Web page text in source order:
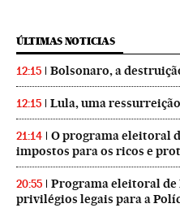
ÚLTIMAS NOTICIAS
12:15 Bolsonaro, a
12:15 Lula, uma ressurreição
21:14
O programa eleitoral
impostos para os ricos e
20:55
Programa eleitoral de
privilégios legais para a